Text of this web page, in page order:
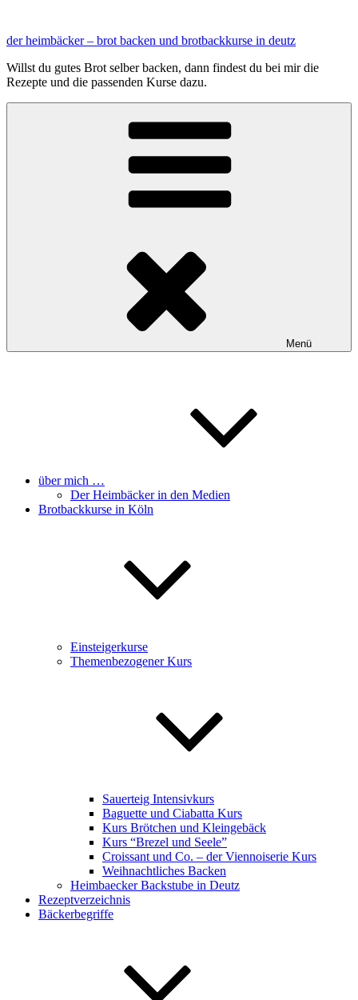
springen
der heimbäcker – brot backen und brotbackkurse in deutz
Willst du gutes Brot selber backen, dann findest du bei mir die
Rezepte und die passenden Kurse dazu.
Menü
über mich …
Der Heimbäcker in den Medien
Brotbackkurse in Köln
Einsteigerkurse
Themenbezogener Kurs
Sauerteig Intensivkurs
Baguette und Ciabatta Kurs
Kurs Brötchen und Kleingebäck
Kurs “Brezel und Seele”
Croissant und Co. – der Viennoiserie Kurs
Weihnachtliches Backen
Heimbaecker Backstube in Deutz
Rezeptverzeichnis
Bäckerbegriffe